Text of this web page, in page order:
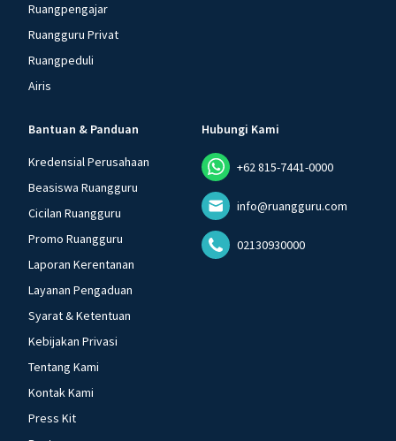
Ruangpengajar
Ruangguru Privat
Ruangpeduli
Airis
Bantuan & Panduan
Kredensial Perusahaan
Beasiswa Ruangguru
Cicilan Ruangguru
Promo Ruangguru
Laporan Kerentanan
Layanan Pengaduan
Syarat & Ketentuan
Kebijakan Privasi
Tentang Kami
Kontak Kami
Press Kit
Hubungi Kami
+62 815-7441-0000
info@ruangguru.com
02130930000